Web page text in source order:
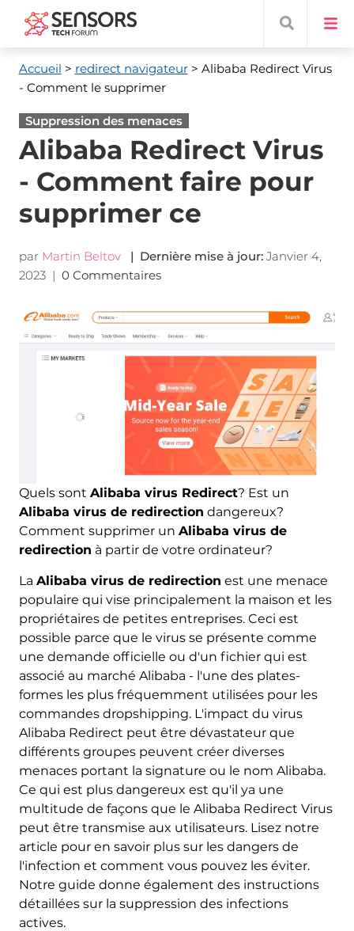
Accueil > redirect navigateur> Alibaba Redirect Virus
- Comment le supprimer
Suppression des menaces
Alibaba Redirect Virus
- Comment faire pour
supprimer ce
par Martin Beltov | Dernière mise à jour: Janvier 4,
2023| 0 Commentaires
Quels sont Alibaba virus Redirect? Est un
Alibaba virus de redirection dangereux?
Comment supprimer un Alibaba virus de
redirection à partir de votre ordinateur?
La Alibaba virus de redirection est une menace
populaire qui vise principalement la maison et les
propriétaires de petites entreprises. Ceci est
possible parce que le virus se présente comme
une demande officielle ou d'un fichier qui est
associé au marché Alibaba - l'une des plates-
formes les plus fréquemment utilisées pour les
commandes dropshipping. L'impact du virus
Alibaba Redirect peut être dévastateur que
différents groupes peuvent créer diverses
menaces portant la signature ou le nom Alibaba.
Ce qui est plus dangereux est qu'il ya une
multitude de façons que le Alibaba Redirect Virus
peut être transmise aux utilisateurs. Lisez notre
article pour en savoir plus sur les dangers de
l'infection et comment vous pouvez les éviter.
Notre guide donne également des instructions
détaillées sur la suppression des infections
actives.